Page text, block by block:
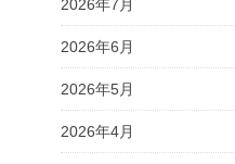
2026年7月
2026年6月
2026年5月
2026年4月